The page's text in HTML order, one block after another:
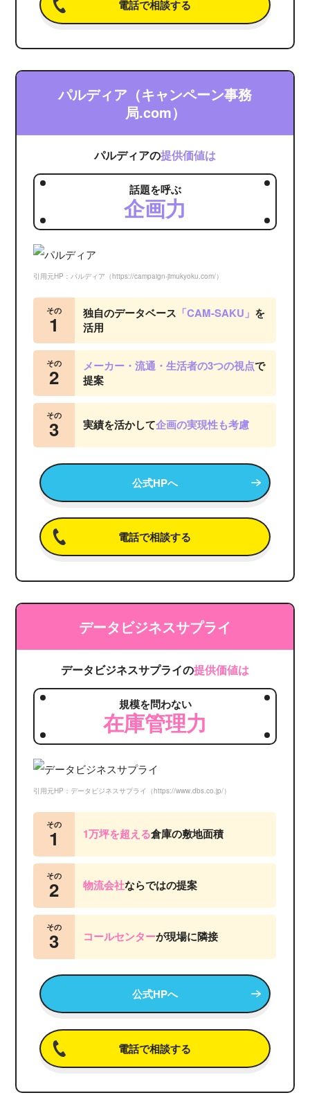
電話で相談する
パルディア（キャンペーン事務
局.com）
パルディアの提供価値は
話題を呼ぶ
企画力
引用元HP：パルディア（https://campaign-jimukyoku.com/）
その
1 独自のデータベース 「CAM-SAKU」 を
活用
その
2 メーカー・流通・生活者の3つの視点で
提案
その
3 実績を活かして企画の実現性も考慮
公式HPへ
電話で相談する
データビジネスサプライ
データビジネスサプライの提供価値は
規模を問わない
在庫管理力
引用元HP：データビジネスサプライ（https://www.dbs.co.jp/）
その
1 1万坪を超える倉庫の敷地面積
その
2 物流会社ならではの提案
その
3 コールセンターが現場に隣接
公式HPへ
電話で相談する